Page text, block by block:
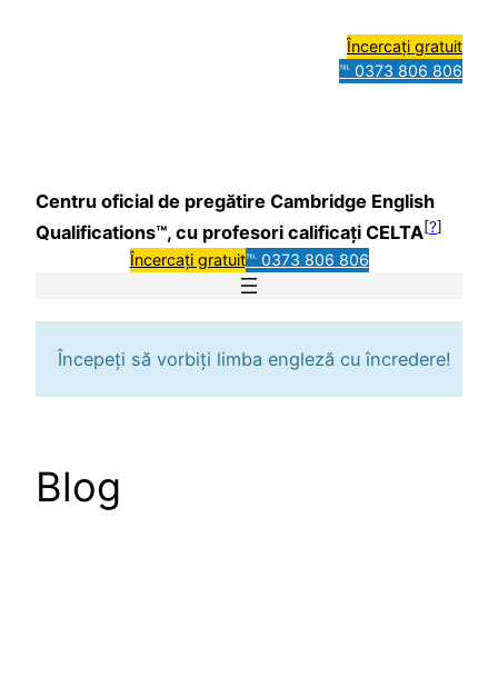
Încercați gratuit
℡ 0373 806 806
Centru oficial de pregătire Cambridge English
Qualifications™, cu profesori calificați CELTA[?]
Încercați gratuit℡ 0373 806 806
Începeți să vorbiți limba engleză cu încredere!
Blog